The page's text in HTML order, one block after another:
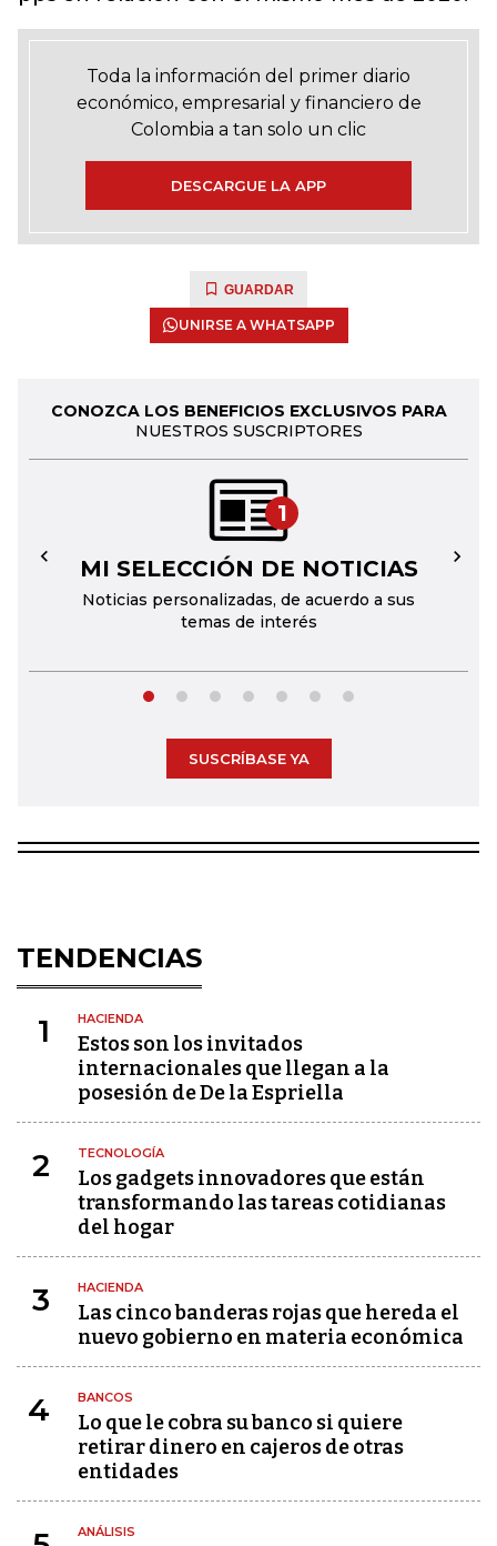
Toda la información del primer diario
económico, empresarial y financiero de
Colombia a tan solo un clic
DESCARGUE LA APP
GUARDAR
UNIRSE A WHATSAPP
CONOZCA LOS BENEFICIOS EXCLUSIVOS PARA
NUESTROS SUSCRIPTORES
1
MI SELECCIÓN DE NOTICIAS
Noticias personalizadas, de acuerdo a sus
temas de interés
← →
SUSCRÍBASE YA
TENDENCIAS
1 HACIENDA
Estos son los invitados
internacionales que llegan a la
posesión de De la Espriella
2 TECNOLOGÍA
Los gadgets innovadores que están
transformando las tareas cotidianas
del hogar
3 HACIENDA
Las cinco banderas rojas que hereda el
nuevo gobierno en materia económica
4 BANCOS
Lo que le cobra su banco si quiere
retirar dinero en cajeros de otras
entidades
ANÁLISIS